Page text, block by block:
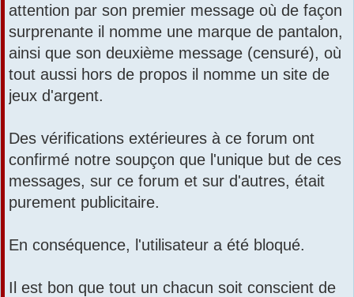
a
g
e
attention par son premier message où de façon
surprenante il nomme une marque de pantalon,
ainsi que son deuxième message (censuré), où
tout aussi hors de propos il nomme un site de
jeux d'argent.
Des vérifications extérieures à ce forum ont
confirmé notre soupçon que l'unique but de ces
messages, sur ce forum et sur d'autres, était
purement publicitaire.
En conséquence, l'utilisateur a été bloqué.
Il est bon que tout un chacun soit conscient de